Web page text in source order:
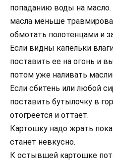
попаданию воды на
масла меньше
обмотать полотенцами и
Если видны капельки
поставить ее на огонь и
потом уже наливать
Если сбитень или любой
поставить бутылочку в
отогреется и оттает.
Картошку надо жрать
станет невкусно.
К остывшей картошке